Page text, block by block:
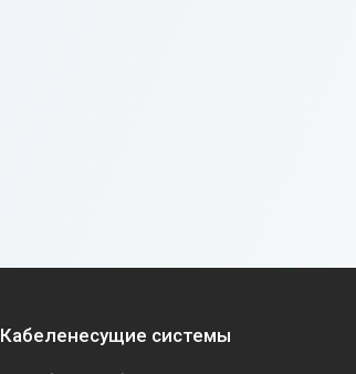
Кабеленесущие системы